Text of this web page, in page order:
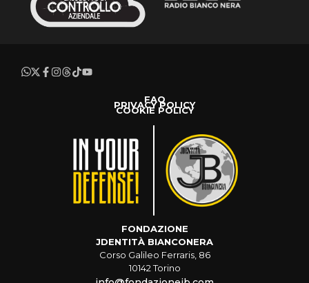
FAQ
PRIVACY POLICY
COOKIE POLICY
FONDAZIONE
JDENTITÀ BIANCONERA
Corso Galileo Ferraris, 86
10142 Torino